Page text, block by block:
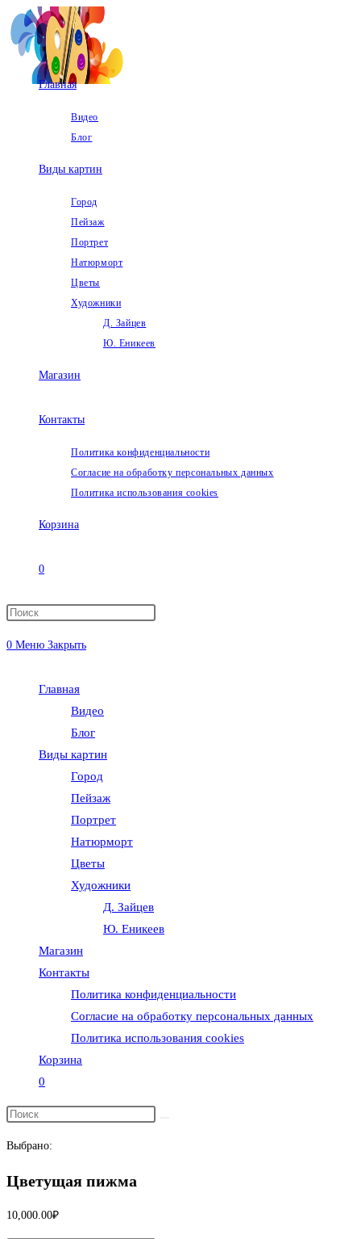
Перейти
к
содержимому
Главная
Видео
Блог
Виды картин
Город
Пейзаж
Портрет
Натюрморт
Цветы
Художники
Д. Зайцев
Ю. Еникеев
Магазин
Контакты
Политика конфиденциальности
Согласие на обработку персональных данных
Политика использования cookies
Корзина
0
Переключить
0 Меню Закрыть
Главная
Видео
Блог
Виды картин
Город
Пейзаж
Портрет
Натюрморт
Цветы
Художники
Д. Зайцев
Ю. Еникеев
Магазин
Контакты
Политика конфиденциальности
Согласие на обработку персональных данных
Политика использования cookies
Корзина
0
поиск
по
сайту
Выбрано:
Цветущая пижма
10,000.00₽